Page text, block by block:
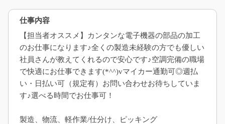
仕事内容
【担当者オススメ】カンタンな電子機器の部品の加工
のお仕事になります♪全くの製造未経験の方でも優しい
社員さんが教えてくれるので安心です♪空調完備の職場
で快適にお仕事できます(*^^)vマイカー通勤可◎週払
い・日払い可（規定有）お問い合わせお待ちしていま
す♪選べる時間でお仕事可！
製造、物流、軽作業/仕分け、ピッキング